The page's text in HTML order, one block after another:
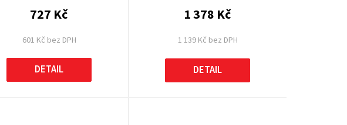
601 Kč bez DPH
727 Kč
DETAIL
1 139 Kč bez DPH
1 378 Kč
DETAIL